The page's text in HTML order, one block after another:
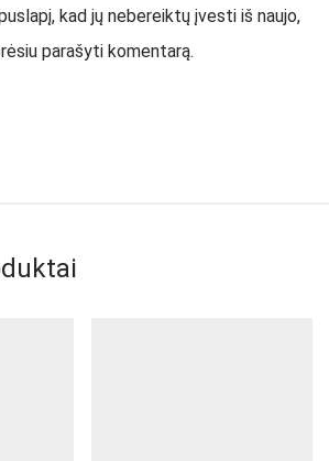
kad jų nebereiktų įvesti iš naujo,
parašyti komentarą.